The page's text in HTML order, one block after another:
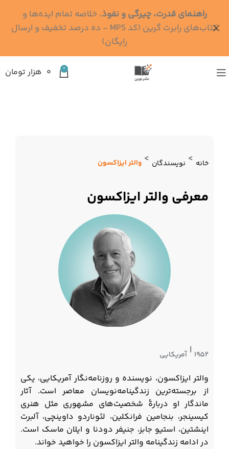
0 ۰ هزار تومان
خانه > نویسندگان > والتر ایزاکسون
معرفی والتر ایزاکسون
۱۹۵۲ | آمریکایی
والتر ایزاکسون، نویسنده و روزنامه‌نگار آمریکایی، یکی
از برجسته‌ترین زندگینامه‌نویسان معاصر است. آثار
ماندگار او دربارۀ شخصیت‌های مشهوری مثل هنری
کیسینجر، بنجامین فرانکلین، لئوناردو داوینچی، آلبرت
اینشتین، استیو جابز، جنیفر دودنا و ایلان ماسک است.
در ادامه زندگینامه والتر ایزاکسون را خواهید خواند.
راهنمای قدرت، چیرگی و نفوذ، خلاصه تمام ایده‌ها و
کتاب‌های رابرت گرین (کد MPS - ده درصد تخفیف و ارسال
رایگان)